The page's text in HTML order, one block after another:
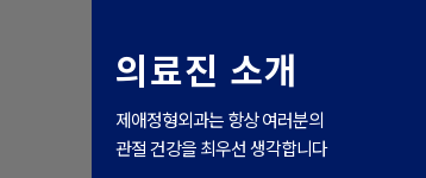
의료진 소개
제애정형외과는 항상 여러분의
관절 건강을 최우선 생각합니다